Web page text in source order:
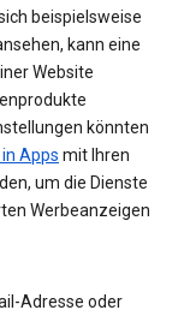
sich beispielsweise
kann eine
Website
könnten
Apps mit Ihren
um die Dienste
Werbeanzeigen
Adresse oder